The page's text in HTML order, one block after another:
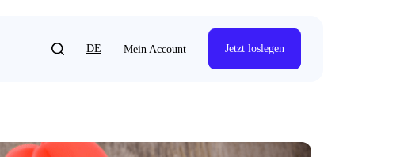
DE Mein Account Jetzt loslegen